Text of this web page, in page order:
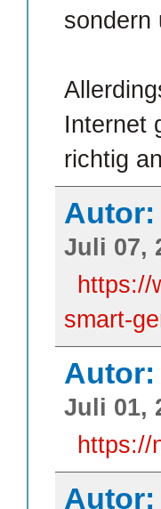
sondern
Internet
richtig
Autor:
Juli 07,
https://
smart-
Autor:
Juli 01,
https://
Autor: